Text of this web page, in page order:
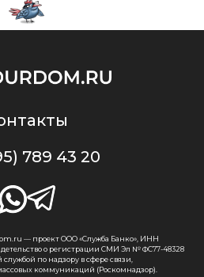
789 43 20
— проект ООО «Служба Банко», ИНН
о регистрации СМИ Эл № ФС77-48328
службой по надзору в сфере связи,
коммуникаций (Роскомнадзор).